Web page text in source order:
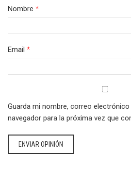
Nombre *
Email *
Guarda mi nombre, correo
navegador para la próxima vez que